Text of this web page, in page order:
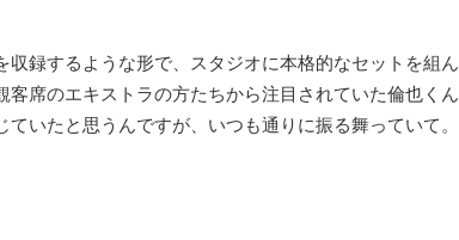
録するような形で、スタジオに本格的なセットを組ん
客席のエキストラの方たちから注目されていた倫也くん
いたと思うんですが、いつも通りに振る舞っていて。